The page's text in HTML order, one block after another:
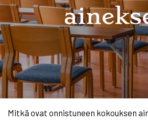
Mitkä ovat onnistuneen kokouksen